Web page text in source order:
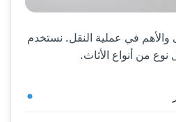
والأهم في عملية النقل. نستخدم
من أنواع الأثاث.